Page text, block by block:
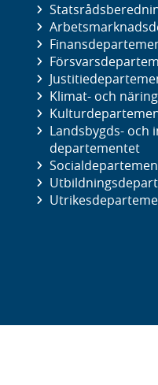
Klimat- och
Landsbygds-
departementet